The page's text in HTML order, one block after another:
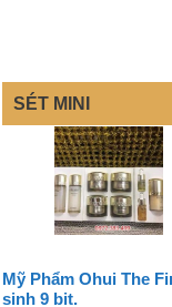
SÉT MINI
Mỹ Phẩm Ohui The
sinh 9 bit.